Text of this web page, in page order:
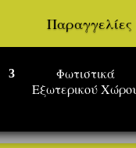
Παραγγελίες
Φωτιστικά
Εξωτερικού